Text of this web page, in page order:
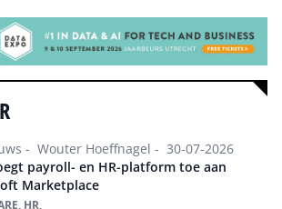
- Wouter Hoeffnagel - 30-07-2026
payroll- en HR-platform toe aan
Marketplace
HR,